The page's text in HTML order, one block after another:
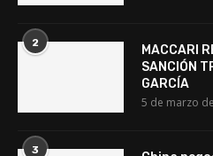
2
MACCARI
SANCIÓN
GARCÍA
5 de marzo
3